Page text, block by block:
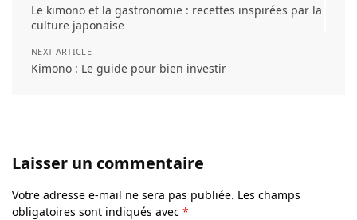
Le kimono et la gastronomie : recettes inspirées par la
culture japonaise
NEXT ARTICLE
Kimono : Le guide pour bien investir
Laisser un commentaire
Votre adresse e-mail ne sera pas publiée. Les champs
obligatoires sont indiqués avec *